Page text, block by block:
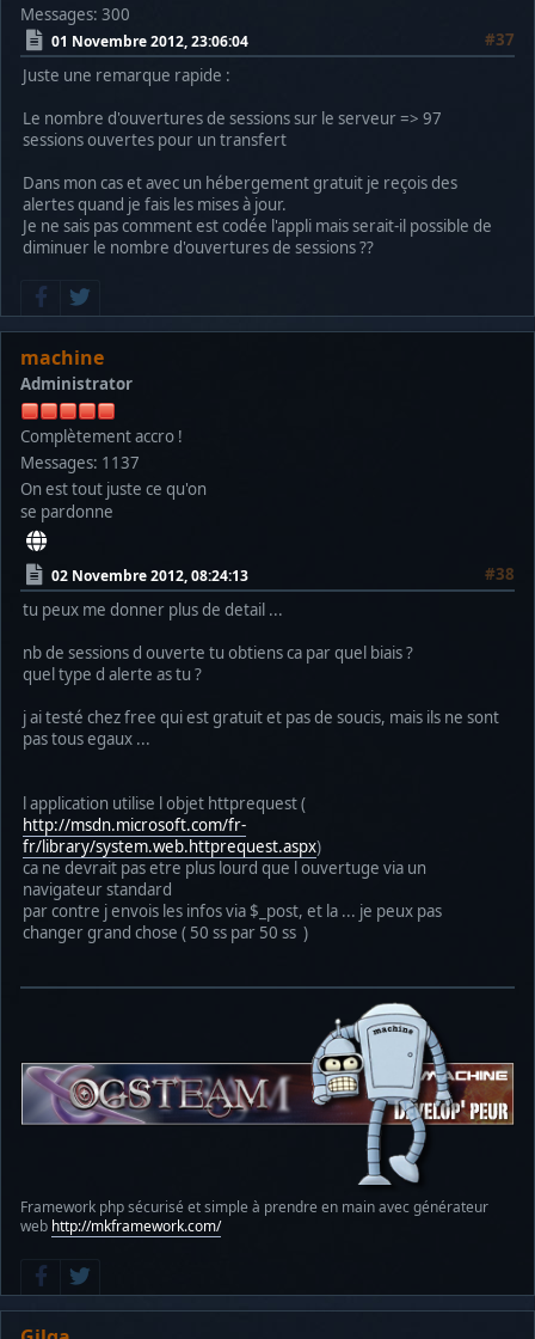
Messages: 300
01 Novembre 2012, 23:06:04
#37
Juste une remarque rapide :
Le nombre d'ouvertures de sessions sur le serveur => 97
sessions ouvertes pour un transfert
Dans mon cas et avec un hébergement gratuit je reçois des
alertes quand je fais les mises à jour.
Je ne sais pas comment est codée l'appli mais serait-il possible de
diminuer le nombre d'ouvertures de sessions ??
machine
Administrator
Complètement accro !
Messages: 1137
On est tout juste ce qu'on
se pardonne
02 Novembre 2012, 08:24:13
#38
tu peux me donner plus de detail ...
nb de sessions d ouverte tu obtiens ca par quel biais ?
quel type d alerte as tu ?
j ai testé chez free qui est gratuit et pas de soucis, mais ils ne sont
pas tous egaux ...
l application utilise l objet httprequest (
http://msdn.microsoft.com/fr-
fr/library/system.web.httprequest.aspx)
ca ne devrait pas etre plus lourd que l ouvertuge via un
navigateur standard
par contre j envois les infos via $_post, et la ... je peux pas
changer grand chose ( 50 ss par 50 ss )
Framework php sécurisé et simple à prendre en main avec générateur
web http://mkframework.com/